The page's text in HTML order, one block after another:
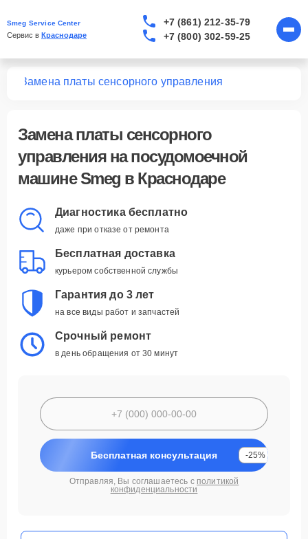
Smeg Service Center
Сервис в Краснодаре
+7 (861) 212-35-79
+7 (800) 302-59-25
Замена платы сенсорного управления
Замена платы сенсорного
управленияна посудомоечной
машине Smeg в Краснодаре
Диагностика бесплатно
даже при отказе от ремонта
Бесплатная доставка
курьером собственной службы
Гарантия до 3 лет
на все виды работ и запчастей
Срочный ремонт
в день обращения от 30 минут
Бесплатная консультация -25%
Отправляя, Вы соглашаетесь с политикой
конфиденциальности